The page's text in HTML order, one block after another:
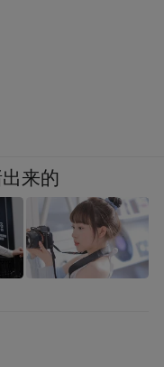
来的